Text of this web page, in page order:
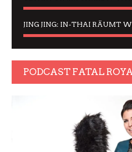
PODCAST FATAL